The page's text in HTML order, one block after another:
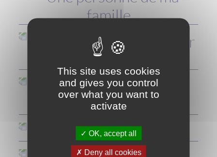
famille
Un émigrant, un passager
de navire
Un soldat passé par Le
Havre
Un douanier
This site uses cookies
and gives you control
over what you want to
activate
OK, accept all
Deny all cookies